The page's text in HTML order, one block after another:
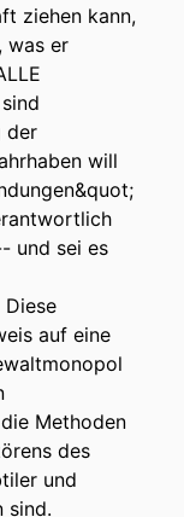
ziehen kann,
was er
der
will
und sei es
auf eine
Methoden
des
und
sind.